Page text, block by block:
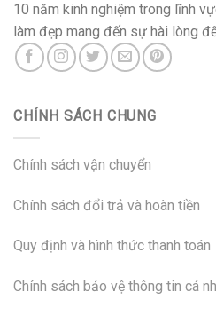
10 năm kinh nghiệm trong lĩnh
làm đẹp mang đến sự hài lòng
CHÍNH SÁCH CHUNG
Chính sách vận chuyển
Chính sách đổi trả và hoàn tiền
Quy định và hình thức thanh toán
Chính sách bảo vệ thông tin cá